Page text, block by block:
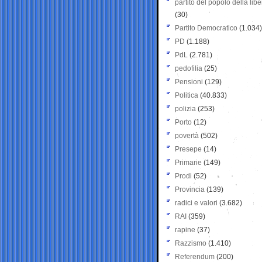
partito del popolo della
(30)
Partito Democratico (1.034)
PD (1.188)
PdL (2.781)
pedofilia (25)
Pensioni (129)
Politica (40.833)
polizia (253)
Porto (12)
povertà (502)
Presepe (14)
Primarie (149)
Prodi (52)
Provincia (139)
radici e valori (3.682)
RAI (359)
rapine (37)
Razzismo (1.410)
Referendum (200)